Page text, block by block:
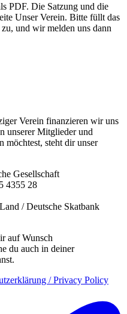
PDF. Die Satzung und die
Unser Verein. Bitte füllt das
und wir melden uns dann
Verein finanzieren wir uns
unserer Mitglieder und
möchtest, steht dir unser
Gesellschaft
4355 28
/ Deutsche Skatbank
auf Wunsch
du auch in deiner
/ Privacy Policy